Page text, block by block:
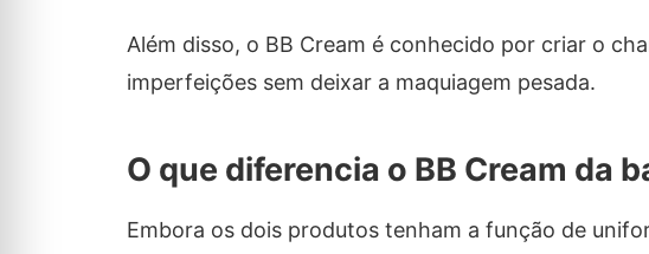
Além disso, o BB Cream é conhecido por criar o
imperfeições sem deixar a maquiagem pesada.
O que diferencia o BB Cream da
Embora os dois produtos tenham a função de